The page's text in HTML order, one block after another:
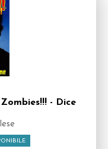
- Dice